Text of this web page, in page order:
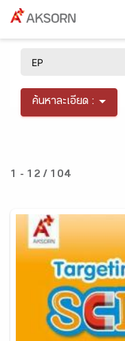
ค้นหาละเอียด :
1 - 12 / 104